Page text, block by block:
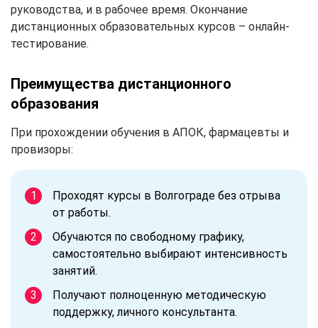
руководства, и в рабочее время. Окончание
дистанционных образовательных курсов – онлайн-
тестирование.
Преимущества дистанционного
образования
При прохождении обучения в АПОК, фармацевты и
провизоры:
Проходят курсы в Волгограде без отрыва
от работы.
Обучаются по свободному графику,
самостоятельно выбирают интенсивность
занятий.
Получают полноценную методическую
поддержку, личного консультанта.